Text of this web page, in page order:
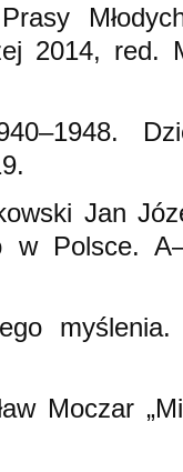
2014, red.
Jan
w Polsce.
myślenia.
Moczar